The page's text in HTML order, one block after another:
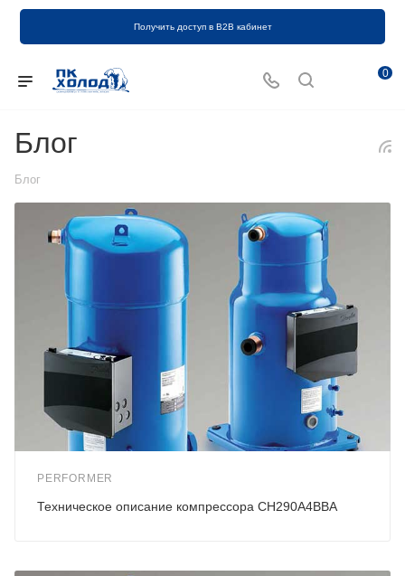
Получить доступ в B2B кабинет
0
Блог
Блог
PERFORMER
Техническое описание компрессора CH290A4BBA